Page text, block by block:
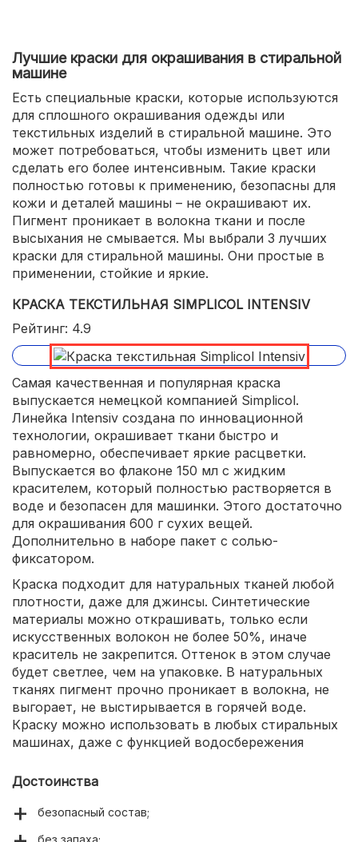
Лучшие краски для окрашивания в стиральной
машине
Есть специальные краски, которые используются
для сплошного окрашивания одежды или
текстильных изделий в стиральной машине. Это
может потребоваться, чтобы изменить цвет или
сделать его более интенсивным. Такие краски
полностью готовы к применению, безопасны для
кожи и деталей машины – не окрашивают их.
Пигмент проникает в волокна ткани и после
высыхания не смывается. Мы выбрали 3 лучших
краски для стиральной машины. Они простые в
применении, стойкие и яркие.
КРАСКА ТЕКСТИЛЬНАЯ SIMPLICOL INTENSIV
Рейтинг: 4.9
Самая качественная и популярная краска
выпускается немецкой компанией Simplicol.
Линейка Intensiv создана по инновационной
технологии, окрашивает ткани быстро и
равномерно, обеспечивает яркие расцветки.
Выпускается во флаконе 150 мл с жидким
красителем, который полностью растворяется в
воде и безопасен для машинки. Этого достаточно
для окрашивания 600 г сухих вещей.
Дополнительно в наборе пакет с солью-
фиксатором.
Краска подходит для натуральных тканей любой
плотности, даже для джинсы. Синтетические
материалы можно открашивать, только если
искусственных волокон не более 50%, иначе
краситель не закрепится. Оттенок в этом случае
будет светлее, чем на упаковке. В натуральных
тканях пигмент прочно проникает в волокна, не
выгорает, не выстирывается в горячей воде.
Краску можно использовать в любых стиральных
машинах, даже с функцией водосбережения
Достоинства
безопасный состав;
без запаха;